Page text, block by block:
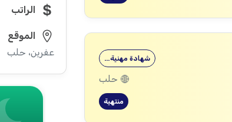
شهادة مهنية…
حلب
منتهية
الراتب
الموقع
عفرين، حلب